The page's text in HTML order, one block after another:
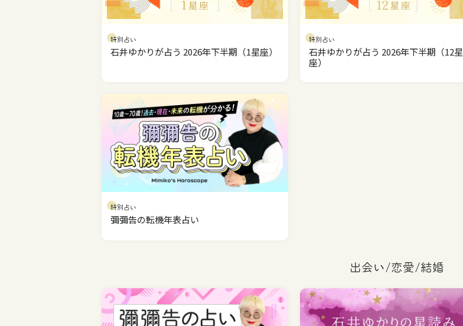
特別占い
石井ゆかりが占う 2026年下半期（1星座）
特別占い
石井ゆかりが占う 2026年下半期（12星
座）
特別占い
彌彌告の転機年表占い
出会い/恋愛/結婚